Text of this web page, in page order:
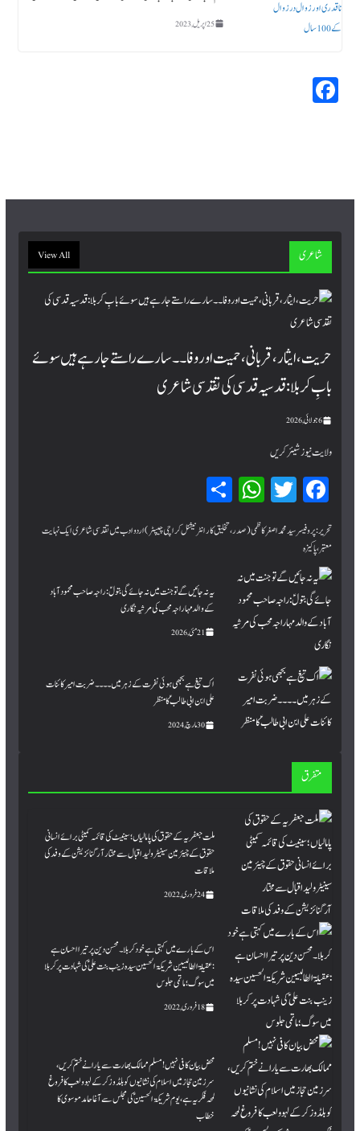
25 اپریل, 2023
Fa
شاعری View All
حریت، ایثار، قربانی، حمیت اور وفا۔۔ سارے راستے جا رہے ہیں سوئے
بابِ کربلا : قدسیہ قدسی کی تقدسی شاعری
6 جولائی, 2026
ولایت نیوز شیئر کریں
Fa
ce
bo
ok
T
wi
tte
r
W
hat
sA
Sh
ar
e
تحریر:پروفیسر سید محمد اصغر کاظمی (صدر، تخلیق کار انٹرنیشنل کراچی چیپٹر) اردو ادب میں تقدسی شاعری ایک نہایت
معتبر، پاکیزہ
یہ نہ جائیں گے تو جنت میں نہ جائے گی بتولؑ: راجہ صاحب محمود آباد
کے والد مہاراجہ محب کی مرثیہ نگاری
21 مئی, 2026
اک تیغ ہے بجھی ہوئی نفرت کے زہر میں۔۔۔۔ ضربت امیر کائنات
علی ابن ابی طالبؑ کا منظر
30 مارچ, 2024
متفرق
ملت جعفریہ کے حقوق کی پامالیاں ؛ سینیٹ کی قائمہ کمیٹی برائے انسانی
حقوق کے چیئرمین سینیٹر ولید اقبال سے مختار آرگنائزیشن کے وفد کی
ملاقات
24 فروری, 2022
اس کے بارے میں کہتی ہے خود کربلا۔ محسن دین پر تیرا احسان ہے
:عقیلۃ الطالبیین شریکۃ الحسین سیدہ زینب بنت علی ؑ کی شہادت پر کربلا
میں سوگ ؛ ماتمی جلوس
18 فروری, 2022
محض بیان کافی نہیں! مسلم ممالک بھارت سے یارانے ختم کریں،
سرزمین حجاز میں اسلام کی نشانیوں کوبلڈوز کرکے لہو و لعب کا فروغ
لمحہ فکریہ ہے، یوم شریکۃ الحسینؑ کی مجلس سے آغا حامد موسوی کا
خطاب